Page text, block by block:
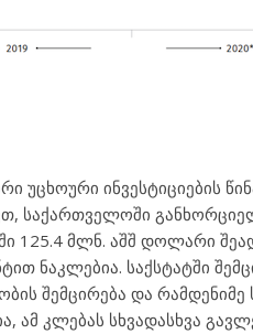
უცხოური ინვესტიციების
საქართველოში
125.4 მლნ. აშშ დოლარი
ნაკლებია. საქსტატში
შემცირება და
ამ კლებას სხვადასხვა